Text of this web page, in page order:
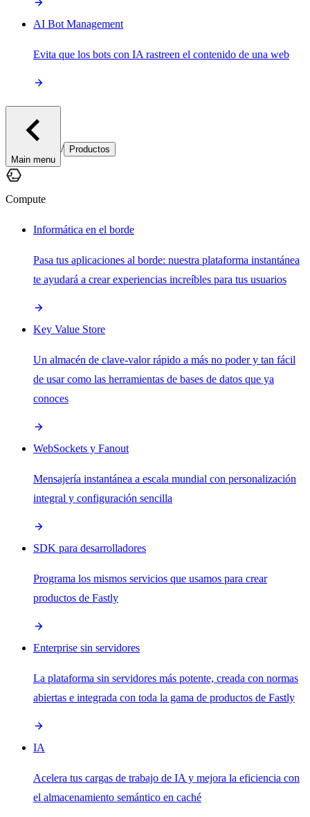
AI Bot Management
Evita que los bots con IA rastreen el contenido de una web
Main menu
/ Productos
Compute
Informática en el borde
Pasa tus aplicaciones al borde: nuestra plataforma instantánea
te ayudará a crear experiencias increíbles para tus usuarios
Key Value Store
Un almacén de clave-valor rápido a más no poder y tan fácil
de usar como las herramientas de bases de datos que ya
conoces
WebSockets y Fanout
Mensajería instantánea a escala mundial con personalización
integral y configuración sencilla
SDK para desarrolladores
Programa los mismos servicios que usamos para crear
productos de Fastly
Enterprise sin servidores
La plataforma sin servidores más potente, creada con normas
abiertas e integrada con toda la gama de productos de Fastly
IA
Acelera tus cargas de trabajo de IA y mejora la eficiencia con
el almacenamiento semántico en caché